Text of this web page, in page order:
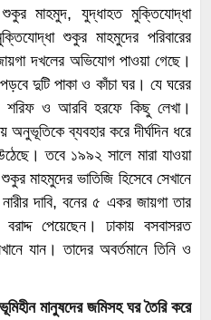
মাহমুদ, যুদ্ধাহত মুক্তিযোদ্ধা
শুকুর মাহমুদের পরিবারের
দখলের অভিযোগ পাওয়া গেছে।
দুটি পাকা ও কাঁচা ঘর। যে ঘরের
শরিফ ও আরবি হরফে কিছু লেখা।
অনুভূতিকে ব্যবহার করে দীর্ঘদিন ধরে
তবে ১৯৯২ সালে মারা যাওয়া
মাহমুদের ভাতিজি হিসেবে সেখানে
দাবি, বনের ৫ একর জায়গা তার
পেয়েছেন। ঢাকায় বসবাসরত
যান। তাদের অবর্তমানে তিনি ও
মানুষদের জমিসহ ঘর তৈরি করে